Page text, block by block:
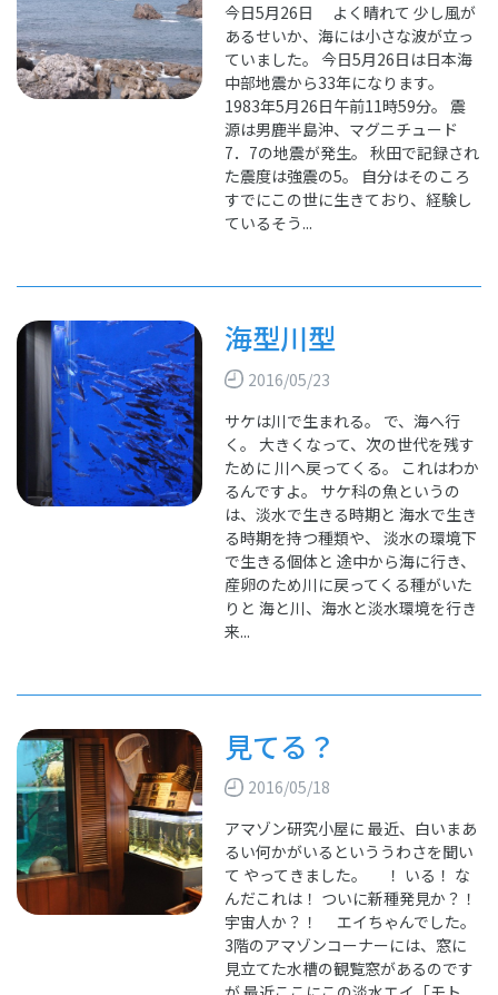
今日5月26日 よく晴れて 少し風が
あるせいか、海には小さな波が立っ
ていました。 今日5月26日は日本海
中部地震から33年になります。
1983年5月26日午前11時59分。 震
源は男鹿半島沖、マグニチュード
7．7の地震が発生。 秋田で記録され
た震度は強震の5。 自分はそのころ
すでにこの世に生きており、経験し
ているそう...
海型川型
2016/05/23
サケは川で生まれる。 で、海へ行
く。 大きくなって、次の世代を残す
ために 川へ戻ってくる。 これはわか
るんですよ。 サケ科の魚というの
は、淡水で生きる時期と 海水で生き
る時期を持つ種類や、 淡水の環境下
で生きる個体と 途中から海に行き、
産卵のため川に戻ってくる種がいた
りと 海と川、海水と淡水環境を行き
来...
見てる？
2016/05/18
アマゾン研究小屋に 最近、白いまあ
るい何かがいるといううわさを聞い
て やってきました。 ！ いる！ な
んだこれは！ ついに新種発見か？！
宇宙人か？！ エイちゃんでした。
3階のアマゾンコーナーには、窓に
見立てた水槽の観覧窓があるのです